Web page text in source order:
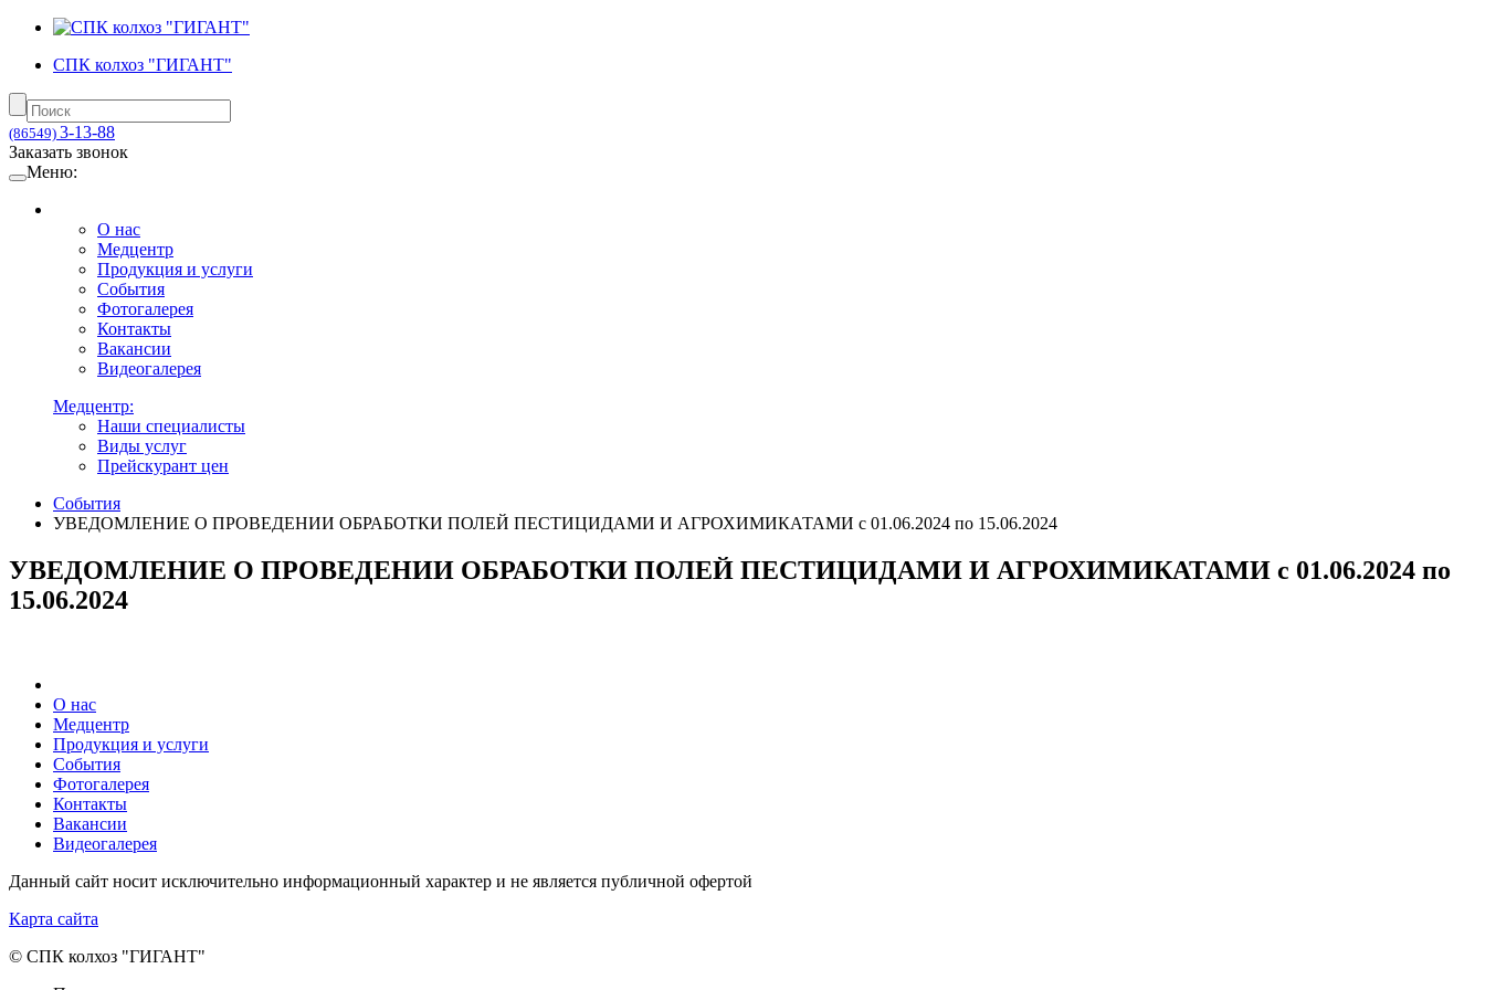
СПК колхоз "ГИГАНТ"
(86549) 3-13-88
Заказать звонок
Меню:
О нас
Медцентр
Продукция и услуги
События
Фотогалерея
Контакты
Вакансии
Видеогалерея
Медцентр:
Наши специалисты
Виды услуг
Прейскурант цен
События
УВЕДОМЛЕНИЕ О ПРОВЕДЕНИИ ОБРАБОТКИ ПОЛЕЙ ПЕСТИЦИДАМИ И АГРОХИМИКАТАМИ с 01.06.2024 по 15.06.2024
УВЕДОМЛЕНИЕ О ПРОВЕДЕНИИ ОБРАБОТКИ ПОЛЕЙ ПЕСТИЦИДАМИ И АГРОХИМИКАТАМИ с 01.06.2024 по
15.06.2024
О нас
Медцентр
Продукция и услуги
События
Фотогалерея
Контакты
Вакансии
Видеогалерея
Данный сайт носит исключительно информационный характер и не является публичной офертой
Карта сайта
© СПК колхоз "ГИГАНТ"